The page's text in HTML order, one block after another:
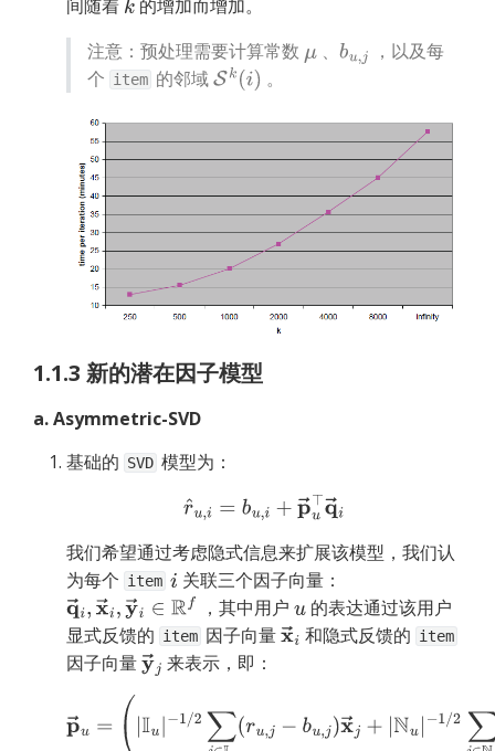
间随着 k 的增加而增加。
注意：预处理需要计算常数 μ 、 bu,j ，以及每
个 item 的邻域 Sk(i) 。
1.1.3 新的潜在因子模型
a. Asymmetric-SVD
基础的 SVD 模型为：
^u,i =bu,i+p → u⊤ q→
我们希望通过考虑隐式信息来扩展该模型，我们认
为每个 item i 关联三个因子向量：
q→ i,x→i,y → ∈R ，其中用户 u 的表达通过该用户
显式反馈的 item 因子向量 x→i
和隐式反馈的 item
因子向量 y→j
来表示，即：
u | −1 /2∑j
−1/2∑j ∈N →j)